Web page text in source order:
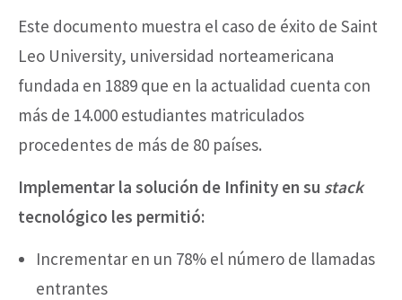
Este documento muestra el caso de éxito de Saint
Leo University, universidad norteamericana
fundada en 1889 que en la actualidad cuenta con
más de 14.000 estudiantes matriculados
procedentes de más de 80 países.
Implementar la solución de Infinity en su stack
tecnológico les permitió:
Incrementar en un 78% el número de llamadas
entrantes